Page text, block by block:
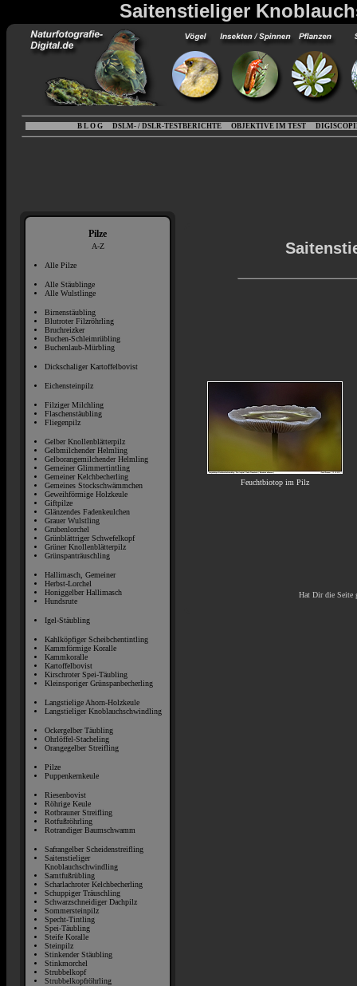
Saitenstieliger
B L O G DSLM- / DSLR-TESTBERICHTE OBJEKTIVE IM TEST
Pilze
A-Z
Alle Pilze
Alle Stäublinge
Alle Wulstlinge
Birnenstäubling
Blutroter Filzröhrling
Bruchreizker
Buchen-Schleimrübling
Buchenlaub-Mürbling
Dickschaliger Kartoffelbovist
Eichensteinpilz
Filziger Milchling
Flaschenstäubling
Fliegenpilz
Gelber Knollenblätterpilz
Gelbmilchender Helmling
Gelborangemilchender Helmling
Gemeiner Glimmertintling
Gemeiner Kelchbecherling
Gemeines Stockschwämmchen
Geweihförmige Holzkeule
Giftpilze
Glänzendes Fadenkeulchen
Grauer Wulstling
Grubenlorchel
Grünblättriger Schwefelkopf
Grüner Knollenblätterpilz
Grünspanträuschling
Hallimasch, Gemeiner
Herbst-Lorchel
Honiggelber Hallimasch
Hundsrute
Igel-Stäubling
Kahlköpfiger Scheibchentintling
Kammförmige Koralle
Kammkoralle
Kartoffelbovist
Kirschroter Spei-Täubling
Kleinsporiger Grünspanbecherling
Langstielige Ahorn-Holzkeule
Langstieliger Knoblauchschwindling
Ockergelber Täubling
Ohrlöffel-Stacheling
Orangegelber Streifling
Pilze
Puppenkernkeule
Riesenbovist
Röhrige Keule
Rotbrauner Streifling
Rotfußröhrling
Rotrandiger Baumschwamm
Safrangelber Scheidenstreifling
Saitenstieliger
Knoblauchschwindling
Samtfußrübling
Scharlachroter Kelchbecherling
Schuppiger Träuschling
Schwarzschneidiger Dachpilz
Sommersteinpilz
Specht-Tintling
Spei-Täubling
Steife Koralle
Steinpilz
Stinkender Stäubling
Stinkmorchel
Strubbelkopf
Strubbelkopfröhrling
Feuchtbiotop im Pilz
Hat Dir die Seite